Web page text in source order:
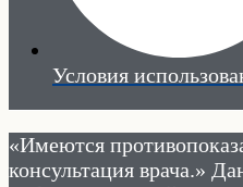
Условия
«Имеются
консультация врача.»